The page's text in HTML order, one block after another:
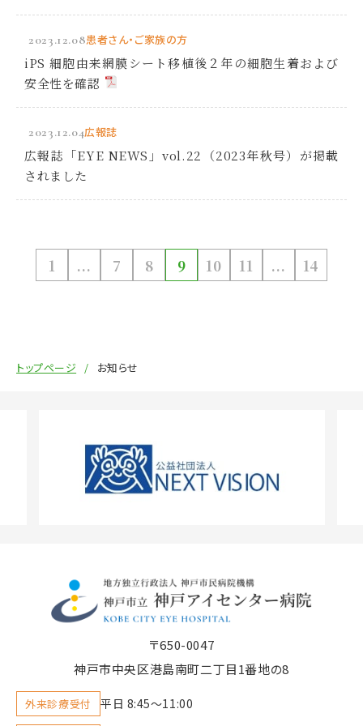
2023.12.08患者さん・ご家族の方
iPS 細胞由来網膜シート移植後２年の細胞生着および
安全性を確認
2023.12.04広報誌
広報誌「EYE NEWS」vol.22（2023年秋号）が掲載
されました
1 ... 7 8 9 10 11 ... 14
トップページ お知らせ
〒650-0047
神戸市中央区港島南町二丁目1番地の8
外来診療受付 平日 8:45〜11:00